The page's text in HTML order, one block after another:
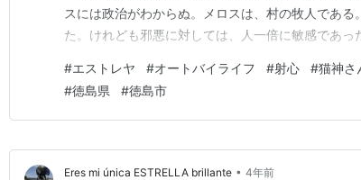
スには政治がわからぬ。メロスは、村の牧人である
た。けれども邪悪に対しては、人一倍に敏感であっ
民が、選挙民が、他人事ではない当事者意識を持つ
長選での投票率を見ると余りにも無関心層が多すぎ
#エストレヤ #オートバイライフ #射心 #猫神さ
#徳島県 #徳島市
Eres mi única ESTRELLA brillante • 4年前